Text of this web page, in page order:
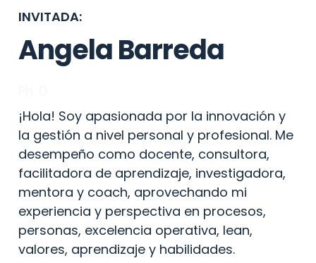
INVITADA:
Angela Barreda
¡Hola! Soy apasionada por la innovación y
la gestión a nivel personal y profesional. Me
desempeño como docente, consultora,
facilitadora de aprendizaje, investigadora,
mentora y coach, aprovechando mi
experiencia y perspectiva en procesos,
personas, excelencia operativa, lean,
valores, aprendizaje y habilidades.